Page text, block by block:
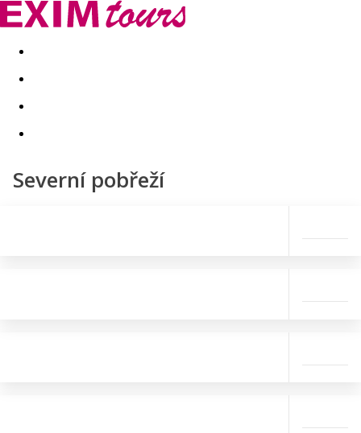
Akční nabídky Last minute
Severní pobřeží